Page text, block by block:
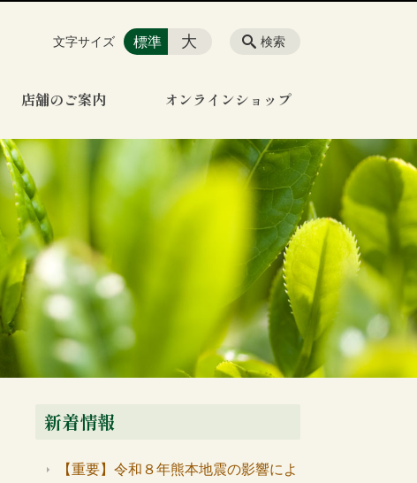
店舗のご案内 オンラインショップ
検索
文字サイズ 標準 大
新着情報
【重要】令和８年熊本地震の影響によ